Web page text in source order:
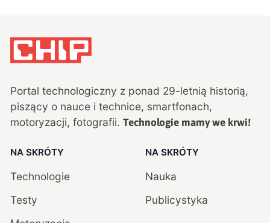
Portal technologiczny z ponad 29-letnią historią,
piszący o nauce i technice, smartfonach,
motoryzacji, fotografii. Technologie mamy we krwi!
NA SKRÓTY
Technologie
Testy
NA SKRÓTY
Nauka
Publicystyka